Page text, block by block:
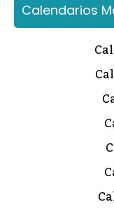
Calendarios